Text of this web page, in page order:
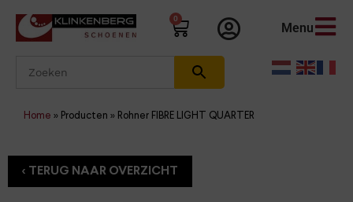
0
Menu
Home » Producten » Rohner FIBRE LIGHT QUARTER